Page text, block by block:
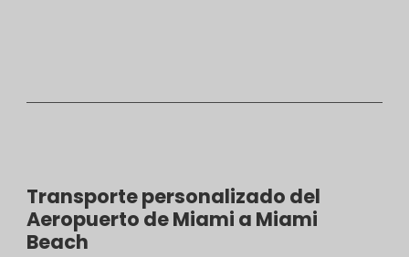
Transporte personalizado del
Aeropuerto de Miami a Miami
Beach